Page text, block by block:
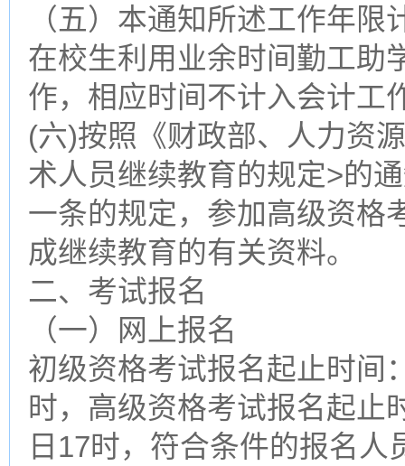
（五）本通知所述工作年
在校生利用业余时间勤工助
作，相应时间不计入会计工
(六)按照《财政部、人力资
术人员继续教育的规定>的
一条的规定，参加高级资格
成继续教育的有关资料。
二、考试报名
（一）网上报名
初级资格考试报名起止时间
时，高级资格考试报名起止
日17时，符合条件的报名人